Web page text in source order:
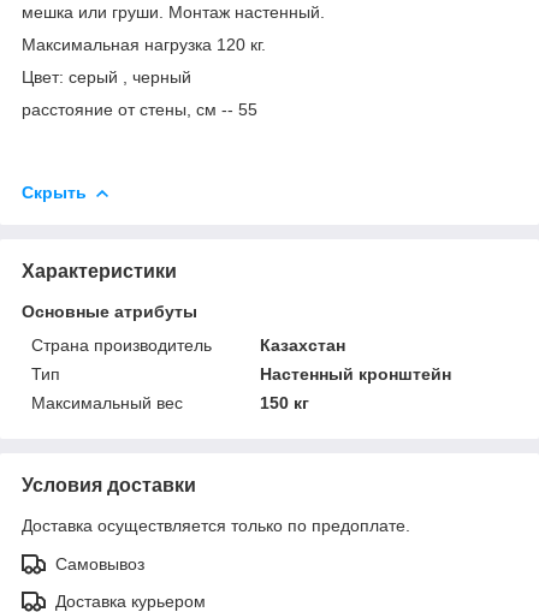
мешка или груши. Монтаж настенный.
Максимальная нагрузка 120 кг.
Цвет: серый , черный
расстояние от стены, см -- 55
Скрыть
Характеристики
Основные атрибуты
Страна производитель
Казахстан
Тип
Настенный кронштейн
Максимальный вес
150 кг
Условия доставки
Доставка осуществляется только по предоплате.
Самовывоз
Доставка курьером